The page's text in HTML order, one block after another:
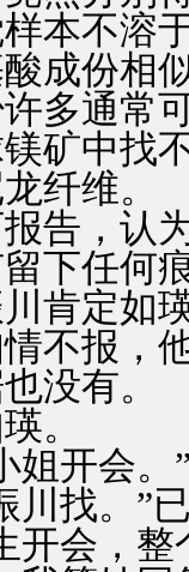
不溶于
成份相
多通常
矿中找
纤维。
，认
下任何
定如瑛
不报，
没有。
。
开会。
找。”已
会，整